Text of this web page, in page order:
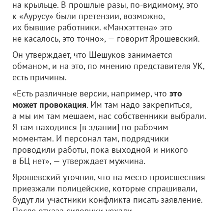
на крыльце. В прошлые разы, по-видимому, это
к «Аурусу» были претензии, возможно,
их бывшие работники. «Манхэттена» это
не касалось, это точно», — говорит Ярошевский.
Он утверждает, что Шешуков занимается
обманом, и на это, по мнению представителя УК,
есть причины.
«Есть различные версии, например, что это
может провокация. Им там надо закрепиться,
а мы им там мешаем, нас собственники выбрали.
Я там находился [в здании] по рабочим
моментам. И персонал там, подрядчики
проводили работы, пока выходной и никого
в БЦ нет», — утверждает мужчина.
Ярошевский уточнил, что на место происшествия
приезжали полицейские, которые спрашивали,
будут ли участники конфликта писать заявление.